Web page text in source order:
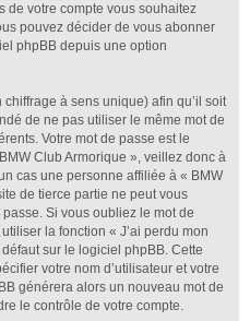
de votre compte vous souhaitez
pouvez décider de vous abonner
phpBB depuis une option
à sens unique) afin qu’il soit
de ne pas utiliser le même mot de
Votre mot de passe est le
Club Armorique », veillez donc à
cas une personne affiliée à « BMW
de tierce partie ne peut vous
Si vous oubliez le mot de
la fonction « J’ai perdu mon
sur le logiciel phpBB. Cette
votre nom d’utilisateur et votre
générera alors un nouveau mot de
le contrôle de votre compte.